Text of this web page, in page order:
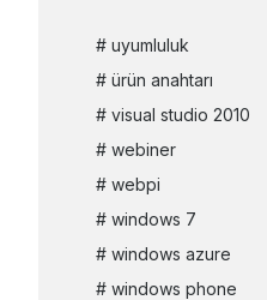
uyumluluk
ürün anahtarı
visual studio 2010
webiner
webpi
windows 7
windows azure
windows phone